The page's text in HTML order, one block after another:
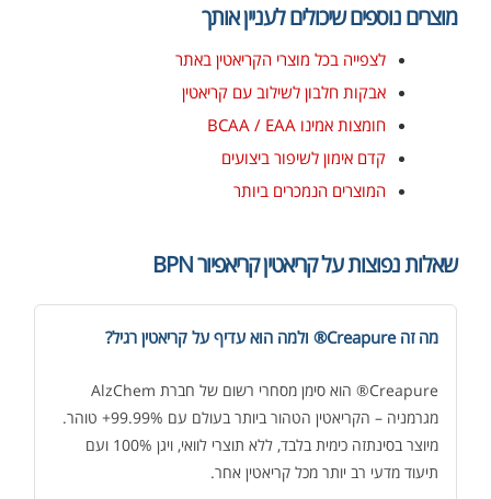
מוצרים נוספים שיכולים לעניין אותך
לצפייה בכל מוצרי הקריאטין באתר
אבקות חלבון לשילוב עם קריאטין
חומצות אמינו BCAA / EAA
קדם אימון לשיפור ביצועים
המוצרים הנמכרים ביותר
שאלות נפוצות על קריאטין קריאפיור BPN
מה זה Creapure® ולמה הוא עדיף על קריאטין רגיל?
Creapure® הוא סימן מסחרי רשום של חברת AlzChem
מגרמניה – הקריאטין הטהור ביותר בעולם עם 99.99%+ טוהר.
מיוצר בסינתזה כימית בלבד, ללא תוצרי לוואי, ויגן 100% ועם
תיעוד מדעי רב יותר מכל קריאטין אחר.